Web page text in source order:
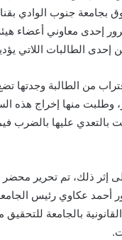
بجامعة جنوب الوادي
إحدى معاوني أعضاء
الطالبات اللاتي
من الطالبة وجدتها
وطلبت منها إخراج هذه
عليها بالضرب
إثر ذلك، تم تحرير
أحمد عكاوي رئيس
بالجامعة